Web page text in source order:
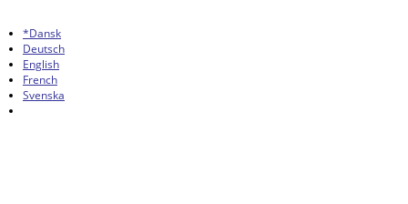
*Dansk
Deutsch
English
French
Svenska